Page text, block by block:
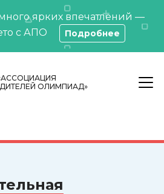
ярких впечатлений —
с АПО
Подробнее
ОЛИМПИАД»